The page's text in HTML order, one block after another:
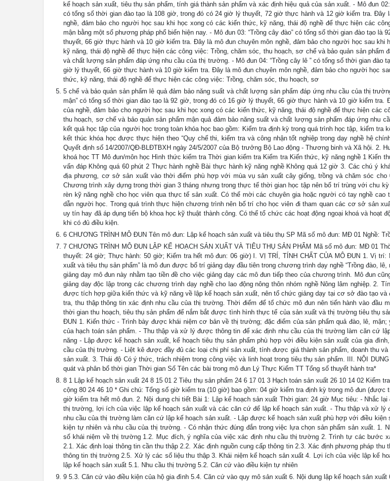
kế hoạch sản xuất, tiêu thụ sản phẩm, tính giá thành sản phẩm và xác định hiệu quả của sản xuất. - Mô đun 02:
có tổng số thời gian đào tạo là 108 giờ, trong đó có 24 giờ lý thuyết, 72 giờ thực hành và 12 giờ kiểm tra. Đây
nghề, đảm bảo cho người học sau khi học xong có các kiến thức, kỹ năng, thái độ nghề để thực hiện các
mận bằng một số phương pháp phổ biến hiện nay. - Mô đun 03: “Trồng cây đào” có tổng số thời gian đào tạo là
thuyết, 66 giờ thực hành và 10 giờ kiểm tra. Đây là mô đun chuyên môn nghề, đảm bảo cho người học sau khi
kỹ năng, thái độ nghề để thực hiện các công việc: Trồng, chăm sóc, thu hoạch, sơ chế và bảo quản sản phẩm
và chất lượng sản phẩm đáp ứng nhu cầu của thị trường. - Mô đun 04: “Trồng cây lê ” có tổng số thời gian đào
giờ lý thuyết, 66 giờ thực hành và 10 giờ kiểm tra. Đây là mô đun chuyên môn nghề, đảm bảo cho người học
thức, kỹ năng, thái độ nghề để thực hiện các công việc: Trồng, chăm sóc, thu hoạch, sơ
5 chế và bảo quản sản phẩm lê quả đảm bảo năng suất và chất lượng sản phẩm đáp ứng nhu cầu của thị
mận” có tổng số thời gian đào tạo là 92 giờ, trong đó có 16 giờ lý thuyết, 66 giờ thực hành và 10 giờ kiểm tra.
của nghề, đảm bảo cho người học sau khi học xong có các kiến thức, kỹ năng, thái độ nghề để thực hiện các
thu hoạch, sơ chế và bảo quản sản phẩm mận quả đảm bảo năng suất và chất lượng sản phẩm đáp ứng nhu
kết quả học tập của người học trong toàn khóa học bao gồm: Kiểm tra định kỳ trong quá trình học tập, kiểm tra
kết thúc khóa học được thực hiện theo “Quy chế thi, kiểm tra và công nhận tốt nghiệp trong dạy nghề hệ
Quyết định số 14/2007/QĐ-BLĐTBXH ngày 24/5/2007 của Bộ trưởng Bộ Lao động - Thương binh và Xã hội. 2.
khoá học TT Mô đun/môn học Hình thức kiểm tra Thời gian kiểm tra Kiểm tra Kiến thức, kỹ năng nghề 1 Kiến
vấn đáp Không quá 60 phút 2 Thực hành nghề Bài thực hành kỹ năng nghề Không quá 12 giờ 3. Các chú ý
địa phương, cơ sở sản xuất vào thời điểm phù hợp với mùa vụ sản xuất cây giống, trồng và chăm sóc cho
Chương trình xây dựng trong thời gian 3 tháng nhưng trong thực tế thời gian học tập nên bố trí trùng với chu
rèn kỹ năng nghề cho học viên qua thực tế sản xuất. Có thể mời các chuyên gia hoặc người có tay nghề cao
dẫn người học. Trong quá trình thực hiện chương trình nên bố trí cho học viên đi tham quan các cơ sở sản
uy tín hay đã áp dụng tiến bộ khoa học kỹ thuật thành công. Có thể tổ chức các hoạt động ngoại khoá và hoạt
khi có đủ điều kiện.
6 CHƯƠNG TRÌNH MÔ ĐUN Tên mô đun: Lập kế hoạch sản xuất và tiêu thụ SP Mã số mô đun: MĐ 01 Nghề:
7 CHƯƠNG TRÌNH MÔ ĐUN LẬP KẾ HOẠCH SẢN XUẤT VÀ TIÊU THỤ SẢN PHẨM Mã số mô đun: MĐ 01
thuyết: 24 giờ; Thực hành: 50 giờ; Kiểm tra hết mô đun: 06 giờ) I. VỊ TRÍ, TÍNH CHẤT CỦA MÔ ĐUN 1. Vị trí:
xuất và tiêu thụ sản phẩm” là mô đun được bố trí giảng dạy đầu tiên trong chương trình dạy nghề “Trồng đào, lê,
giảng dạy mô đun này nhằm tạo tiền đề cho việc giảng dạy các mô đun tiếp theo của chương trình. Mô đun
giảng dạy độc lập trong các chương trình dạy nghề cho lao động nông thôn nhóm nghề Nông lâm nghiệp. 2.
được tích hợp giữa kiến thức và kỹ năng về lập kế hoạch sản xuất, nên tổ chức giảng dạy tại cơ sở đào tạo và
tra, thu thập thông tin xác định nhu cầu của thị trường. Thời điểm để tổ chức mô đun nên tiến hành vào đầu
thời gian thu hoạch, tiêu thụ sản phẩm để nắm bắt được tình hình thực tế của sản xuất và thị trường tiêu thụ
ĐUN 1. Kiến thức - Trình bày được khái niệm cơ bản về thị trường; đặc điểm của sản phẩm quả đào, lê, mận;
của hạch toán sản phẩm. - Thu thập và xử lý được thông tin để xác định nhu cầu của thị trường làm căn cứ
năng - Lập được kế hoạch sản xuất, kế hoạch tiêu thụ sản phẩm phù hợp với điều kiện sản xuất của gia
cầu của thị trường. - Liệt kê được đầy đủ các loại chi phí sản xuất, tính được giá thành sản phẩm, doanh thu và
sản xuất. 3. Thái độ Có ý thức, trách nhiệm trong công việc và linh hoạt trong tiêu thụ sản phẩm. III. NỘI
quát và phân bổ thời gian Thời gian Số Tên các bài trong mô đun Lý Thực Kiểm TT Tổng số thuyết hành tra*
8 1 Lập kế hoạch sản xuất 24 8 15 01 2 Tiêu thụ sản phẩm 24 6 17 01 3 Hạch toán sản xuất 26 10 14 02 Kiểm
cộng 80 24 46 10 * Ghi chú: Tổng số giờ kiểm tra (10 giờ) bao gồm: 04 giờ kiểm tra định kỳ trong mô đun (được
giờ kiểm tra hết mô đun. 2. Nội dung chi tiết Bài 1: Lập kế hoạch sản xuất Thời gian: 24 giờ Mục tiêu: - Nhắc
thị trường, lợi ích của việc lập kế hoạch sản xuất và các căn cứ để lập kế hoạch sản xuất. - Thu thập và xử lý
nhu cầu của thị trường làm căn cứ lập kế hoạch sản xuất. - Lập được kế hoạch sản xuất phù hợp với điều kiện
kiện tự nhiên và nhu cầu của thị trường. - Có nhận thức đúng đắn trong việc lựa chọn sản phẩm sản xuất. 1.
số khái niệm về thị trường 1.2. Mục đích, ý nghĩa của việc xác định nhu cầu thị trường 2. Trình tự các bước
2.1. Xác định loại thông tin cần thu thập 2.2. Xác định nguồn cung cấp thông tin 2.3. Xác định phương pháp thu
thông tin thị trường 2.5. Xử lý các số liệu thu thập 3. Khái niệm kế hoạch sản xuất 4. Lợi ích của việc lập kế
lập kế hoạch sản xuất 5.1. Nhu cầu thị trường 5.2. Căn cứ vào điều kiện tự nhiên
9 5.3. Căn cứ vào điều kiện của hộ gia đình 5.4. Căn cứ vào quy mô sản xuất 6. Nội dung lập kế hoạch sản